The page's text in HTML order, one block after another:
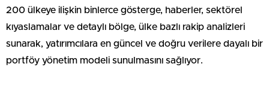
200 ülkeye ilişkin binlerce gösterge, haberler, sektörel
kıyaslamalar ve detaylı bölge, ülke bazlı rakip analizleri
sunarak, yatırımcılara en güncel ve doğru verilere dayalı bir
portföy yönetim modeli sunulmasını sağlıyor.